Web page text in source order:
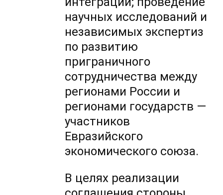
научных исследований и
независимых экспертиз
по развитию
приграничного
сотрудничества между
регионами России и
регионами государств —
участников
Евразийского
экономического союза.
В целях реализации